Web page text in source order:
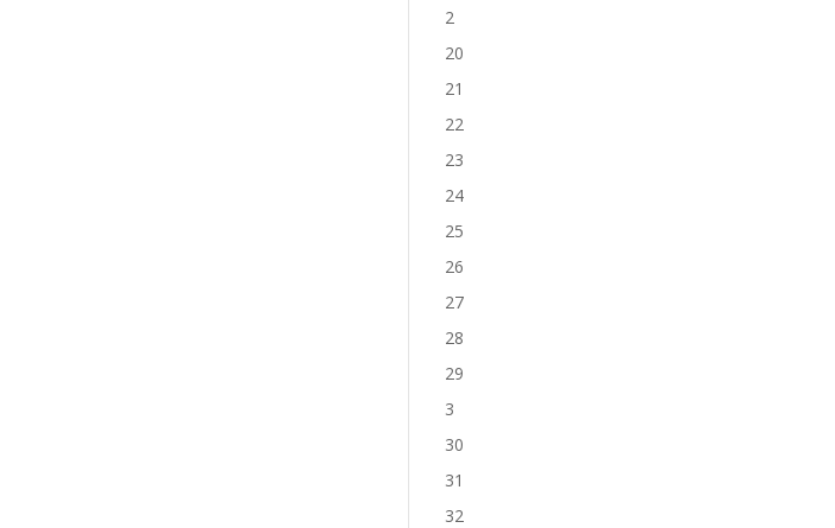
2
20
21
22
23
24
25
26
27
28
29
3
30
31
32